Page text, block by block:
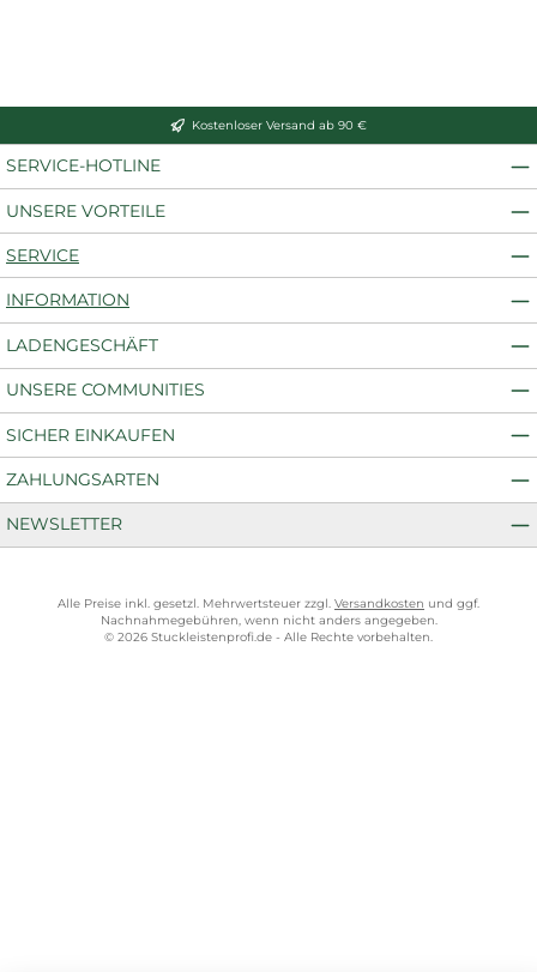
Kostenloser Versand ab 90 €
SERVICE-HOTLINE
UNSERE VORTEILE
SERVICE
INFORMATION
LADENGESCHÄFT
UNSERE COMMUNITIES
SICHER EINKAUFEN
ZAHLUNGSARTEN
NEWSLETTER
Alle Preise inkl. gesetzl. Mehrwertsteuer zzgl. Versandkosten und ggf.
Nachnahmegebühren, wenn nicht anders angegeben.
© 2026 Stuckleistenprofi.de - Alle Rechte vorbehalten.